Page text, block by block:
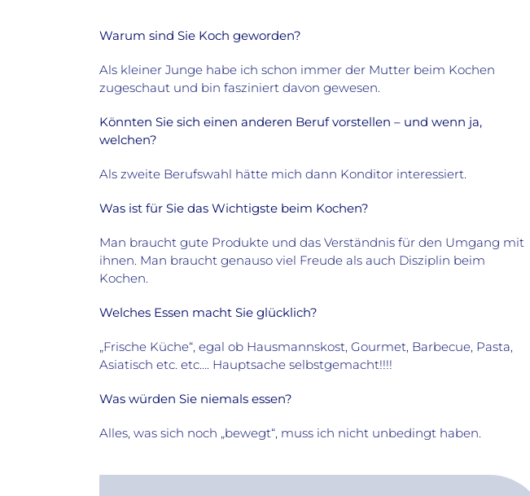
Warum sind Sie Koch geworden?
Als kleiner Junge habe ich schon immer der Mutter beim Kochen
zugeschaut und bin fasziniert davon gewesen.
Könnten Sie sich einen anderen Beruf vorstellen – und wenn ja,
welchen?
Als zweite Berufswahl hätte mich dann Konditor interessiert.
Was ist für Sie das Wichtigste beim Kochen?
Man braucht gute Produkte und das Verständnis für den Umgang mit
ihnen. Man braucht genauso viel Freude als auch Disziplin beim
Kochen.
Welches Essen macht Sie glücklich?
„Frische Küche“, egal ob Hausmannskost, Gourmet, Barbecue, Pasta,
Asiatisch etc. etc…. Hauptsache selbstgemacht!!!!
Was würden Sie niemals essen?
Alles, was sich noch „bewegt“, muss ich nicht unbedingt haben.